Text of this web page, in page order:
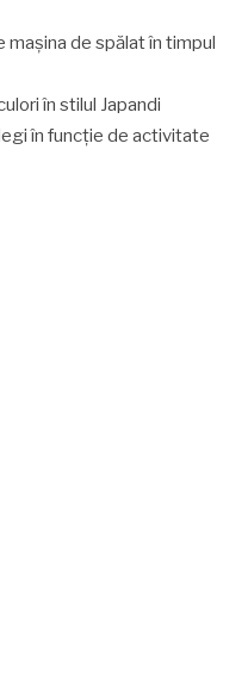
de spălat în timpul
în stilul Japandi
în funcție de activitate